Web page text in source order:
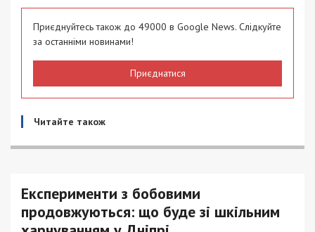
Приєднуйтесь також до 49000 в Google News. Слідкуйте
за останніми новинами!
Приєднатися
Читайте також
Експерименти з бобовими
продовжуються: що буде зі шкільним